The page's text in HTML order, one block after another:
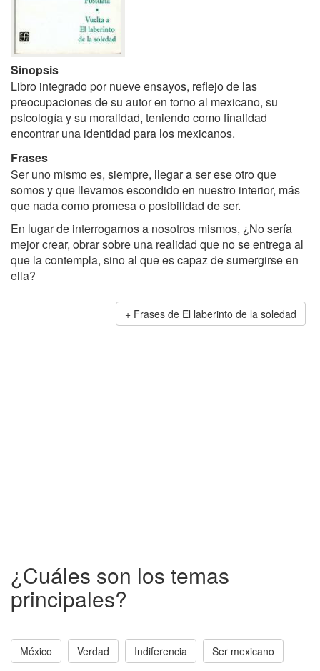
Sinopsis
Libro integrado por nueve ensayos, reflejo de las
preocupaciones de su autor en torno al mexicano, su
psicología y su moralidad, teniendo como finalidad
encontrar una identidad para los mexicanos.
Frases
Ser uno mismo es, siempre, llegar a ser ese otro que
somos y que llevamos escondido en nuestro interior, más
que nada como promesa o posibilidad de ser.
En lugar de interrogarnos a nosotros mismos, ¿No sería
mejor crear, obrar sobre una realidad que no se entrega al
que la contempla, sino al que es capaz de sumergirse en
ella?
Frases de El laberinto de la soledad
¿Cuáles son los temas
principales?
México Verdad Indiferencia Ser mexicano